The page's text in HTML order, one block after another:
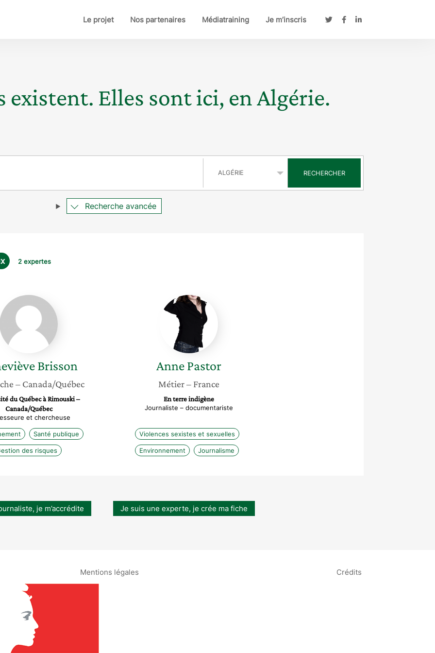
Le projet Nos partenaires Médiatraining Je m’inscris
existent. Elles sont ici, en Algérie.
RECHERCHER
Recherche avancée
2 expertes
Geneviève
Brisson
Brisson
– Canada/Québec
du Québec à Rimouski –
Canada/Québec
et chercheuse
Santé publique
des risques
Anne
Pastor
AnnePastor
Métier– France
En terre indigène
Journaliste – documentariste
Violences sexistes et sexuelles
Environnement Journalisme
je m’accrédite Je suis une experte, je crée ma fiche
Mentions légales Crédits